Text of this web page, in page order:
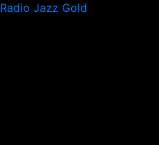
Radio Jazz Gold